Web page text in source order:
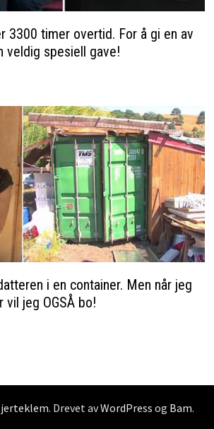
3300 timer overtid. For å gi en av
veldig spesiell gave!
i en container. Men når jeg
vil jeg OGSÅ bo!
. Drevet avWordPress og Bam.